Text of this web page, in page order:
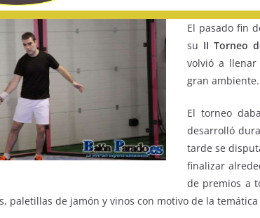
El pasado fin
su II Torneo
volvió a
gran ambiente.
El torneo
desarrolló
tarde se
finalizar
de premios a
paletillas de jamón y vinos con motivo de la